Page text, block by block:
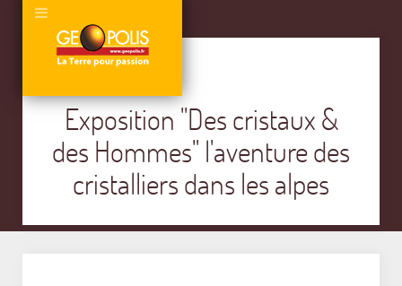
Exposition "Des cristaux &
des Hommes" l'aventure des
cristalliers dans les alpes